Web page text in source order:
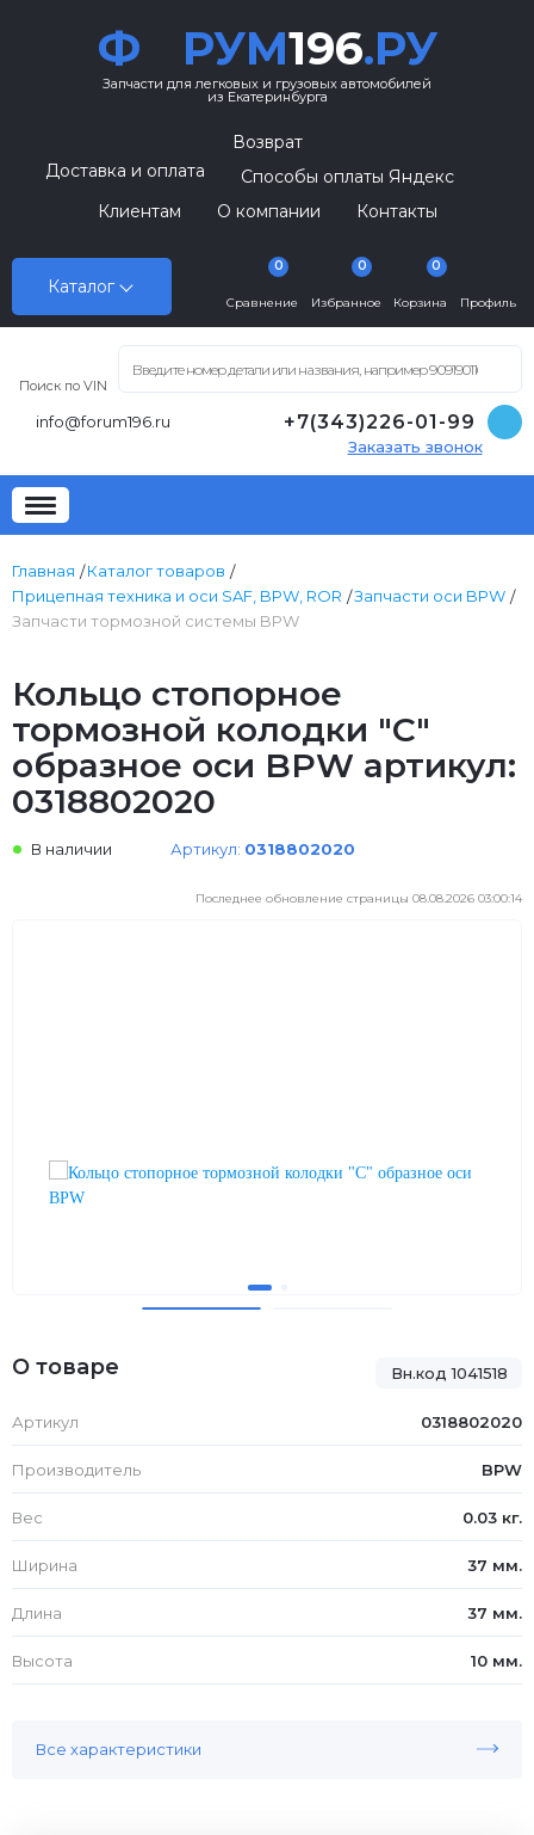
Ф РУМ196.РУ
Запчасти для легковых и грузовых автомобилей
из Екатеринбурга
Каталог
Возврат
Доставка и оплата
Способы оплаты Яндекс
Клиентам
О компании Контакты
Сравнение
0
Избранное
0
Корзина
0
Профиль
Поиск по VIN
info@forum196.ru +7(343)226-01-99
Заказать звонок
Главная
Каталог товаров
Прицепная техника и оси SAF, BPW, ROR
Запчасти оси BPW
Запчасти тормозной системы BPW
Кольцо стопорное
тормозной колодки "С"
образное оси BPW артикул:
0318802020
В наличии Артикул: 0318802020
Последнее обновление страницы 08.08.2026 03:00:14
Вн.код 1041518
О товаре
Артикул 0318802020
Производитель BPW
Вес 0.03 кг.
Ширина 37 мм.
Длина 37 мм.
Высота 10 мм.
Все характеристики